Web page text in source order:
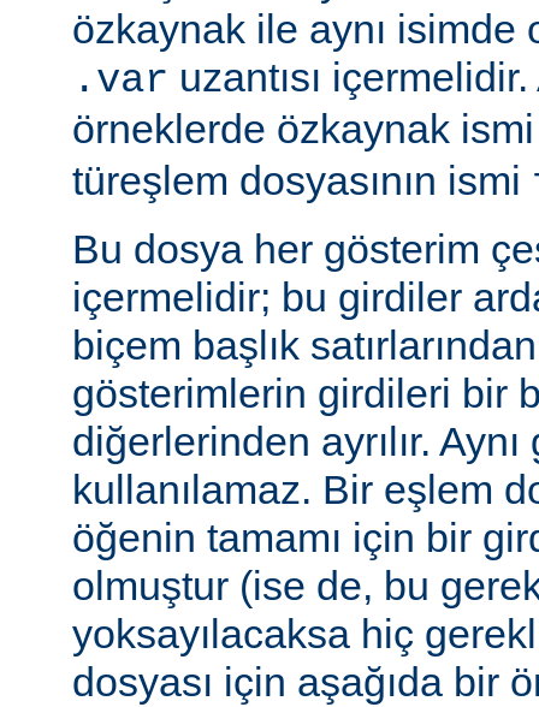
özkaynak ile aynı isimde
.var uzantısı
örneklerde özkaynak
türeşlem dosyasının ismi
Bu dosya her gösterim
içermelidir; bu girdiler
biçem başlık
gösterimlerin girdileri bir
diğerlerinden ayrılır.
kullanılamaz. Bir eşlem
öğenin tamamı için bir
olmuştur (ise de, bu
yoksayılacaksa hiç
dosyası için aşağıda bir